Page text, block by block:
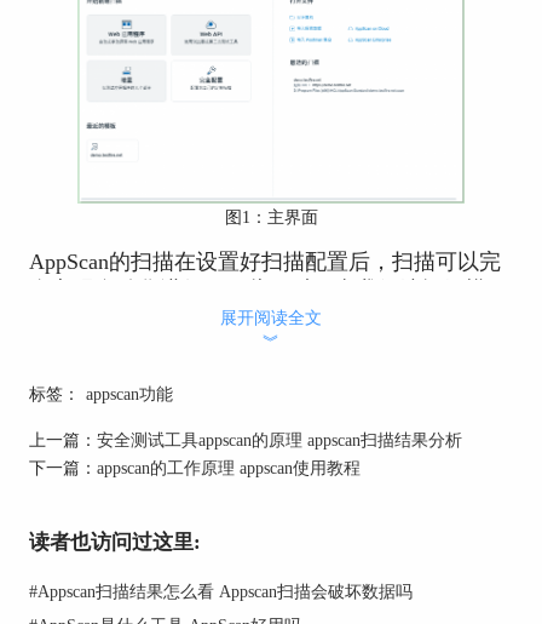
图1：主界面
AppScan的扫描在设置好扫描配置后，扫描可以完
板，再次启动扫描时，可以通过模板进行自定义的
二、AppScan的功能介绍
AppScan的主要功能有两个，一是扫描漏洞；二是
分析漏洞。下面我们就简单来介绍这两项功能吧！
AppScan在扫描漏洞时有多种模式，重要的模式有
义模式。
展开阅读全文
︾
标签： appscan功能
上一篇： 安全测试工具appscan的原理 appscan扫描结果分析
下一篇： appscan的工作原理 appscan使用教程
读者也访问过这里:
#Appscan扫描结果怎么看 Appscan扫描会破坏数据吗